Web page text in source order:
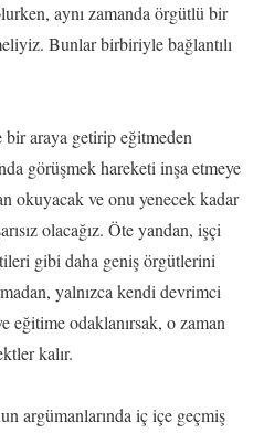
aynı zamanda örgütlü bir
Bunlar birbiriyle bağlantılı
araya getirip eğitmeden
görüşmek hareketi inşa etmeye
okuyacak ve onu yenecek kadar
olacağız. Öte yandan, işçi
gibi daha geniş örgütlerini
yalnızca kendi devrimci
eğitime odaklanırsak, o zaman
kalır.
argümanlarında iç içe geçmiş